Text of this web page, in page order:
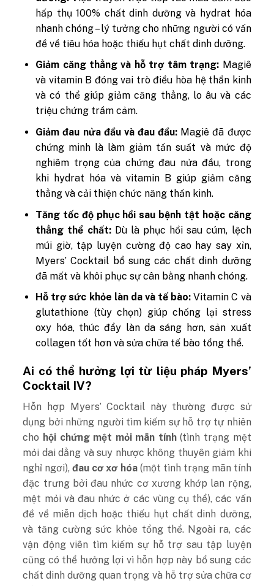
hấp thụ 100% chất dinh dưỡng và hydrat hóa
nhanh chóng – lý tưởng cho những người có vấn
đề về tiêu hóa hoặc thiếu hụt chất dinh dưỡng.
Giảm căng thẳng và hỗ trợ tâm trạng: Magiê
và vitamin B đóng vai trò điều hòa hệ thần kinh
và có thể giúp giảm căng thẳng, lo âu và các
triệu chứng trầm cảm.
Giảm đau nửa đầu và đau đầu: Magiê đã được
chứng minh là làm giảm tần suất và mức độ
nghiêm trọng của chứng đau nửa đầu, trong
khi hydrat hóa và vitamin B giúp giảm căng
thẳng và cải thiện chức năng thần kinh.
Tăng tốc độ phục hồi sau bệnh tật hoặc căng
thẳng thể chất:Dù là phục hồi sau cúm, lệch
múi giờ, tập luyện cường độ cao hay say xỉn,
Myers’ Cocktail bổ sung các chất dinh dưỡng
đã mất và khôi phục sự cân bằng nhanh chóng.
Hỗ trợ sức khỏe làn da và tế bào: Vitamin C và
glutathione (tùy chọn) giúp chống lại stress
oxy hóa, thúc đẩy làn da sáng hơn, sản xuất
collagen tốt hơn và sửa chữa tế bào tổng thể.
Ai có thể hưởng lợi từ liệu pháp Myers’
Cocktail IV?
Hỗn hợp Myers’ Cocktail này thường được sử
dụng bởi những người tìm kiếm sự hỗ trợ tự nhiên
cho hội chứng mệt mỏi mãn tính(tình trạng mệt
mỏi dai dẳng và suy nhược không thuyên giảm khi
nghỉ ngơi),đau cơ xơ hóa(một tình trạng mãn tính
đặc trưng bởi đau nhức cơ xương khớp lan rộng,
mệt mỏi và đau nhức ở các vùng cụ thể), các vấn
đề về miễn dịch hoặc thiếu hụt chất dinh dưỡng,
và tăng cường sức khỏe tổng thể. Ngoài ra, các
vận động viên tìm kiếm sự hỗ trợ sau tập luyện
cũng có thể hưởng lợi vì hỗn hợp này bổ sung các
chất dinh dưỡng quan trọng và hỗ trợ sửa chữa cơ